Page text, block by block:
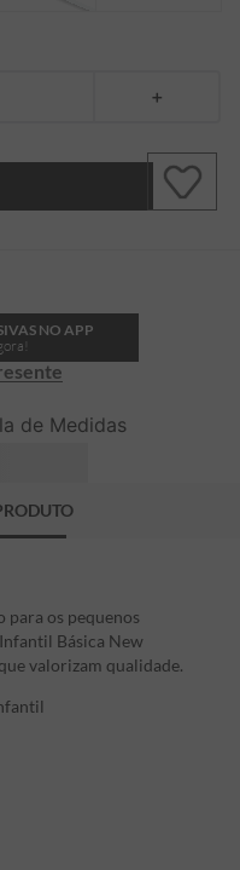
＋
NO APP
de Medidas
os pequenos
Básica New
valorizam qualidade.